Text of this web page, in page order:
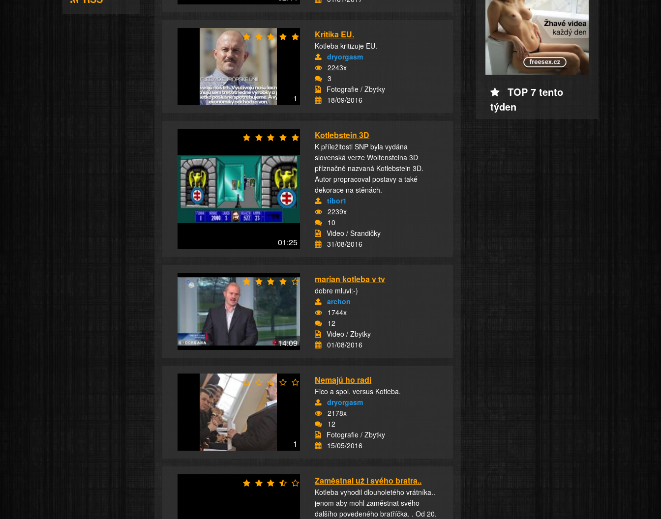
1
Kritika EU.
Kotleba kritizuje EU.
dryorgasm
2243x
3
Fotografie / Zbytky
18/09/2016
01:25
Kotlebstein 3D
K příležitosti SNP byla vydána
slovenská verze Wolfensteina 3D
příznačně nazvaná Kotlebstein 3D.
Autor propracoval postavy a také
dekorace na stěnách.
tibor1
2239x
10
Video / Srandičky
31/08/2016
14:09
marian kotleba v tv
dobre mluvi:-)
archon
1744x
12
Video / Zbytky
01/08/2016
1
Nemajú ho radi
Fico a spol. versus Kotleba.
dryorgasm
2178x
12
Fotografie / Zbytky
15/05/2016
Zaměstnal už i svého bratra..
Kotleba vyhodil dlouholetého vrátníka..
jenom aby mohl zaměstnat svého
dalšího povedeného bratříčka. . Od 20.
TOP 7 tento
týden